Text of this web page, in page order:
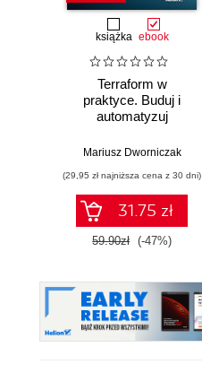
książka ebook
Terraform w
praktyce. Buduj i
automatyzuj
chmurową oraz
wykorzystaniem
Dockera
Mariusz Dworniczak
(29,95 zł najniższa cena z 30 dni)
31.75 zł
59.90zł (-47%)